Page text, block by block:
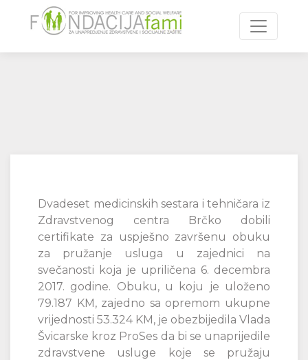
Toggle
Dvadeset medicinskih sestara i tehničara iz
Zdravstvenog centra Brčko dobili
certifikate za uspješno završenu obuku
za pružanje usluga u zajednici na
svečanosti koja je upriličena 6. decembra
2017. godine. Obuku, u koju je uloženo
79.187 KM, zajedno sa opremom ukupne
vrijednosti 53.324 KM, je obezbijedila Vlada
Švicarske kroz ProSes da bi se unaprijedile
zdravstvene usluge koje se pružaju